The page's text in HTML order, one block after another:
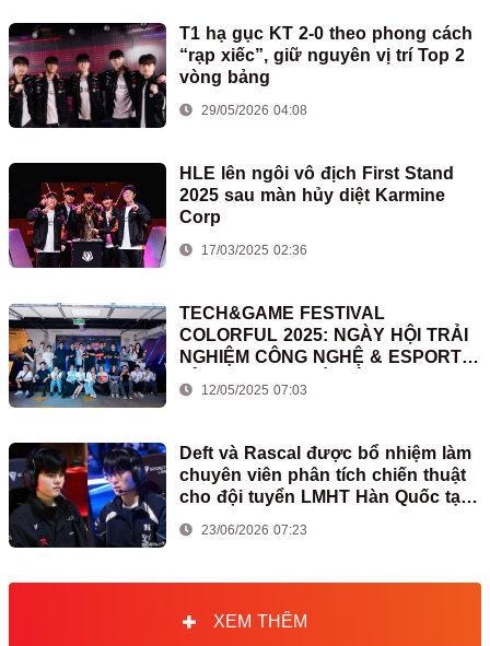
T1 hạ gục KT 2-0 theo phong cách
“rạp xiếc”, giữ nguyên vị trí Top 2
vòng bảng
29/05/2026 04:08
HLE lên ngôi vô địch First Stand
2025 sau màn hủy diệt Karmine
Corp
17/03/2025 02:36
TECH&GAME FESTIVAL
COLORFUL 2025: NGÀY HỘI TRẢI
NGHIỆM CÔNG NGHỆ & ESPORTS
ĐỈNH CAO TẠI HÀ NỘI
12/05/2025 07:03
Deft và Rascal được bổ nhiệm làm
chuyên viên phân tích chiến thuật
cho đội tuyển LMHT Hàn Quốc tại
ASIAD
23/06/2026 07:23
XEM THÊM